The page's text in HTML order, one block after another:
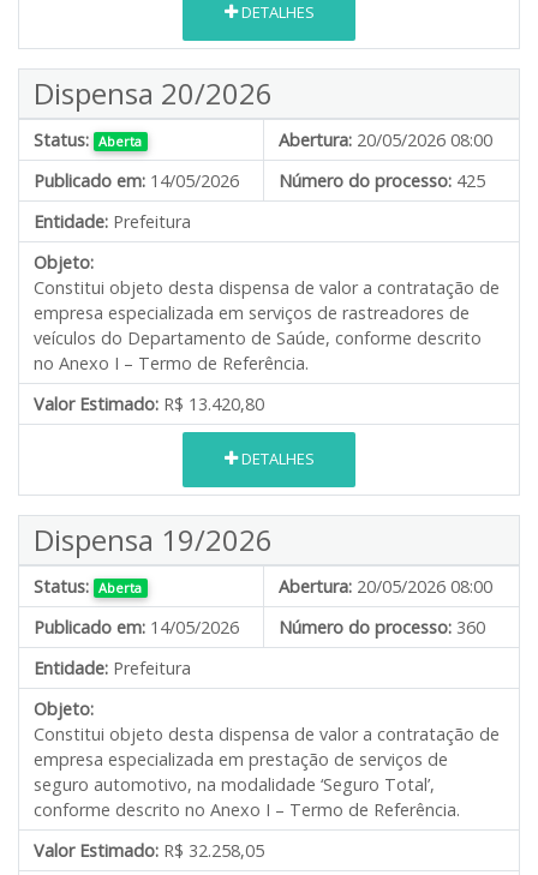
DETALHES
Dispensa 20/2026
Status: Aberta Abertura: 20/05/2026 08:00
Publicado em: 14/05/2026 Número do processo: 425
Entidade: Prefeitura
Objeto:
Constitui objeto desta dispensa de valor a contratação de
empresa especializada em serviços de rastreadores de
veículos do Departamento de Saúde, conforme descrito
no Anexo I – Termo de Referência.
Valor Estimado: R$ 13.420,80
DETALHES
Dispensa 19/2026
Status: Aberta Abertura: 20/05/2026 08:00
Publicado em: 14/05/2026 Número do processo: 360
Entidade: Prefeitura
Objeto:
Constitui objeto desta dispensa de valor a contratação de
empresa especializada em prestação de serviços de
seguro automotivo, na modalidade ‘Seguro Total’,
conforme descrito no Anexo I – Termo de Referência.
Valor Estimado: R$ 32.258,05